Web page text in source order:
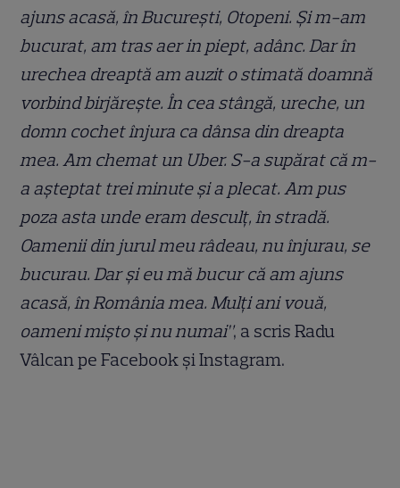
ajuns acasă, în București, Otopeni. Și m-am
bucurat, am tras aer in piept, adânc. Dar în
urechea dreaptă am auzit o stimată doamnă
vorbind birjărește. În cea stângă, ureche, un
domn cochet înjura ca dânsa din dreapta
mea. Am chemat un Uber. S-a supărat că m-
a așteptat trei minute și a plecat. Am pus
poza asta unde eram desculț, în stradă.
Oamenii din jurul meu râdeau, nu înjurau, se
bucurau. Dar și eu mă bucur că am ajuns
acasă, în România mea. Mulți ani vouă,
oameni mișto și nu numai”, a scris Radu
Vâlcan pe Facebook și Instagram.